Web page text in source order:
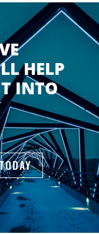
HELP
INTO